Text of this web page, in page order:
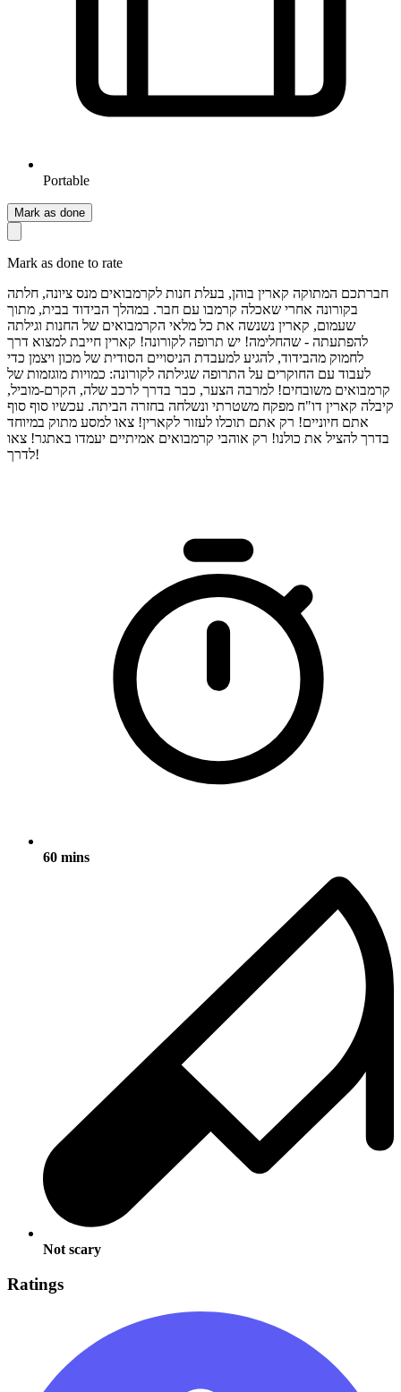
Portable
Mark as done
Mark as done to rate
חברתכם המתוקה קארין בוהן, בעלת חנות לקרמבואים מנס ציונה, חלתה
בקורונה אחרי שאכלה קרמבו עם חבר. במהלך הבידוד בבית, מתוך
שעמום, קארין נשנשה את כל מלאי הקרמבואים של החנות וגילתה
להפתעתה - שהחלימה! יש תרופה לקורונה! קארין חייבת למצוא דרך
לחמוק מהבידוד, להגיע למעבדת הניסויים הסודית של מכון ויצמן כדי
לעבוד עם החוקרים על התרופה שגילתה לקורונה: כמויות מוגזמות של
קרמבואים משובחים! למרבה הצער, כבר בדרך לרכב שלה, הקרם-מוביל,
קיבלה קארין דו"ח מפקח משטרתי ונשלחה בחזרה הביתה. עכשיו סוף סוף
אתם חיוניים! רק אתם תוכלו לעזור לקארין! צאו למסע מתוק במיוחד
בדרך להציל את כולנו! רק אוהבי קרמבואים אמיתיים יעמדו באתגר! צאו
לדרך!
60 mins
Not scary
Ratings